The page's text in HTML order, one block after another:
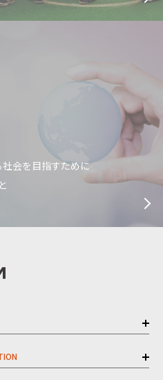
会を目指すために